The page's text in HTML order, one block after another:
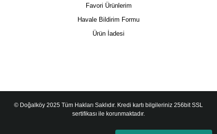
Favori Ürünlerim
Havale Bildirim Formu
Ürün İadesi
© Doğalköy 2025 Tüm Hakları Saklıdır. Kredi kartı bilgileriniz 256bit SSL
sertifikası ile korunmaktadır.